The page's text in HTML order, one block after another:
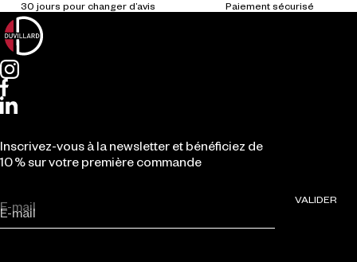
Inscrivez-vous à la newsletter et bénéficiez de
10 % sur votre première commande
E-mail
VALIDER